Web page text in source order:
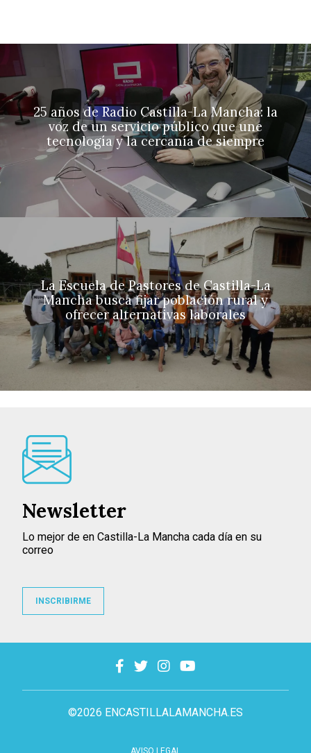
25 años de Radio Castilla-La Mancha: la
voz de un servicio público que une
tecnología y la cercanía de siempre
La Escuela de Pastores de Castilla-La
Mancha busca fijar población rural y
ofrecer alternativas laborales
©2026 ENCASTILLALAMANCHA.ES
AVISO LEGAL
Newsletter
Lo mejor de en Castilla-La Mancha cada día en su
correo
INSCRIBIRME